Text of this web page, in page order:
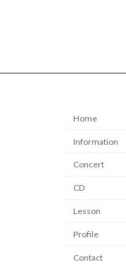
Home
Information
Concert
CD
Lesson
Profile
Contact